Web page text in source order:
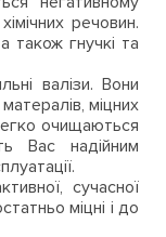
речовин.
також гнучкі та
валізи. Вони
міцних
очищаються
Вас надійним
сучасної
міцні і до